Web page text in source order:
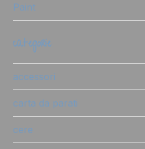
Paint
categorie
accessori
carta da parati
cere